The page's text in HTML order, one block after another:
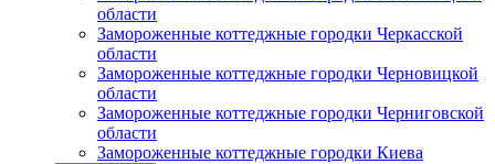
области
Замороженные коттеджные городки Черкасской
области
Замороженные коттеджные городки Черновицкой
области
Замороженные коттеджные городки Черниговской
области
Замороженные коттеджные городки Киева